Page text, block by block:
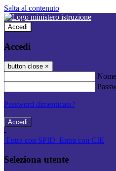
Salta al contenuto
Accedi
Accedi
button close ×
Password dimenticata?
-
Entra con SPID Entra con CIE
Seleziona utente